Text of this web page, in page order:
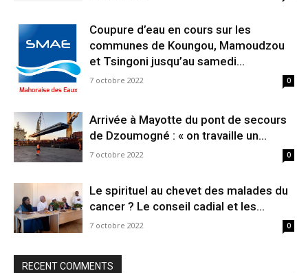
Coupure d’eau en cours sur les
communes de Koungou, Mamoudzou
et Tsingoni jusqu’au samedi...
7 octobre 2022 0
Arrivée à Mayotte du pont de secours
de Dzoumogné : « on travaille un...
7 octobre 2022 0
Le spirituel au chevet des malades du
cancer ? Le conseil cadial et les...
7 octobre 2022 0
RECENT COMMENTS